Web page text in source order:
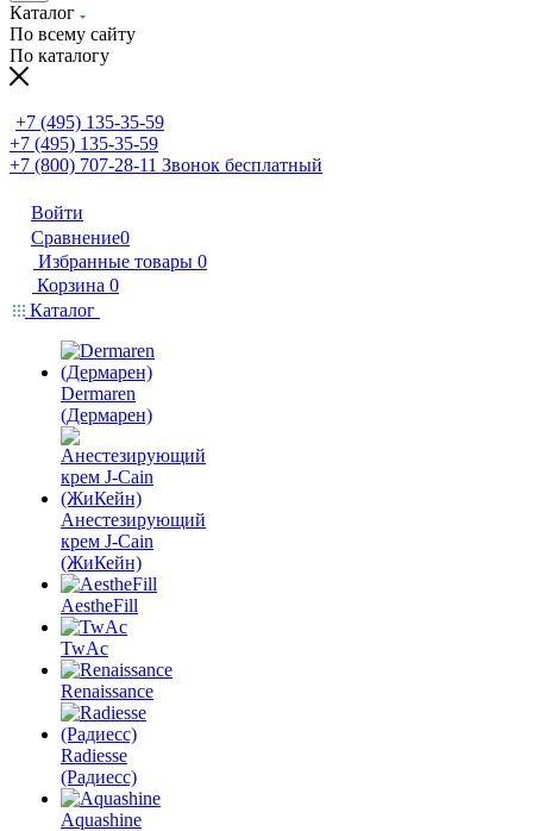
Каталог
По всему сайту
По каталогу
+7 (495) 135-35-59
+7 (495) 135-35-59
+7 (800) 707-28-11 Звонок бесплатный
Войти
Сравнение0
Избранные товары 0
Корзина 0
Каталог
Dermaren
(Дермарен)
Анестезирующий
крем J-Cain
(ЖиКейн)
AestheFill
TwAc
Renaissance
Radiesse
(Радиесс)
Aquashine